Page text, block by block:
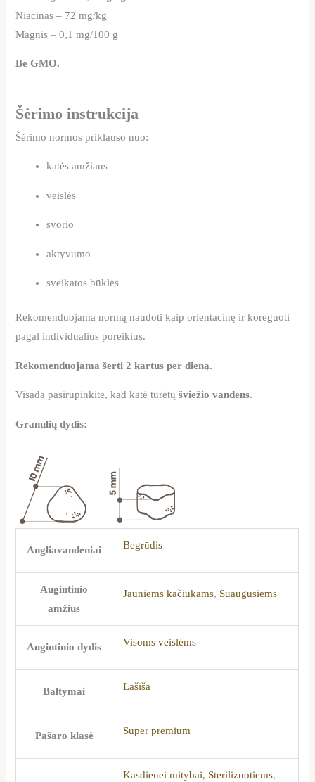
Niacinas – 72 mg/kg
Magnis – 0,1 mg/100 g
Be GMO.
Šėrimo instrukcija
Šėrimo normos priklauso nuo:
katės amžiaus
veislės
svorio
aktyvumo
sveikatos būklės
Rekomenduojama normą naudoti kaip orientacinę ir koreguoti
pagal individualius poreikius.
Rekomenduojama šerti 2 kartus per dieną.
Visada pasirūpinkite, kad katė turėtųšviežio vandens.
Granulių dydis:
Angliavandeniai Begrūdis
Augintinio
amžius
Jauniems kačiukams, Suaugusiems
Augintinio dydis Visoms veislėms
Baltymai Lašiša
Pašaro klasė Super premium
Kasdienei mitybai, Sterilizuotiems,